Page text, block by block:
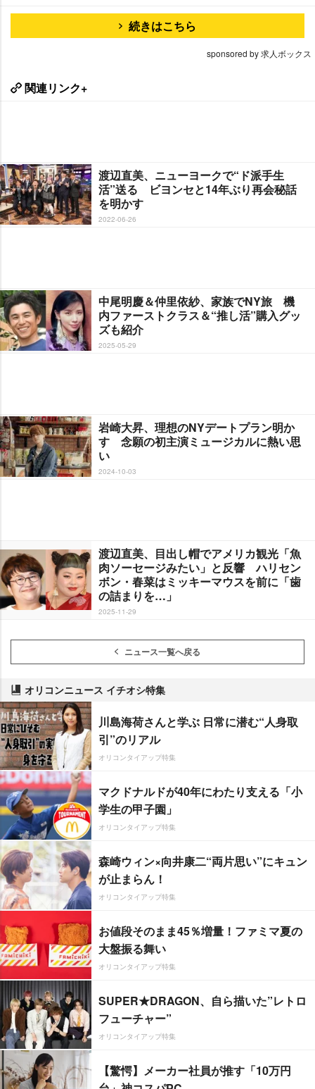
続きはこちら
sponsored by 求人ボックス
関連リンク+
渡辺直美、ニューヨークで“ド派手生
活”送る ビヨンセと14年ぶり再会秘話
を明かす
2022-06-26
中尾明慶＆仲里依紗、家族でNY旅 機
内ファーストクラス＆“推し活”購入グッ
ズも紹介
2025-05-29
崎大昇、理想のNYデートプラン明か
す 念願の初主演ミュージカルに熱い思
い
2024-10-03
渡辺直美、目出し帽でアメリカ観光「魚
肉ソーセージみたい」と反響 ハリセン
ボン・春菜はミッキーマウスを前に「歯
の詰まりを…」
2025-11-29
ニュース一覧へ戻る
オリコンニュース イチオシ特集
川島海荷さんと学ぶ 日常に潜む“人身取
引”のリアル
オリコンタイアップ特集
マクドナルドが40年にわたり支える「小
学生の甲子園」
オリコンタイアップ特集
森崎ウィン×向井康二“両片思い”にキュン
が止まらん！
オリコンタイアップ特集
お値段そのまま45％増量！ファミマ夏の
大盤振る舞い
オリコンタイアップ特集
SUPER★DRAGON、自ら描いた”レトロ
フューチャー”
オリコンタイアップ特集
【驚愕】メーカー社員が推す「10万円